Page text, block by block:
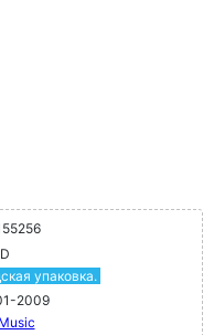
упаковка.
2009